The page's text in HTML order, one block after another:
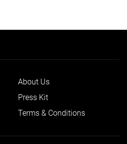
About Us
Press Kit
Terms & Conditions